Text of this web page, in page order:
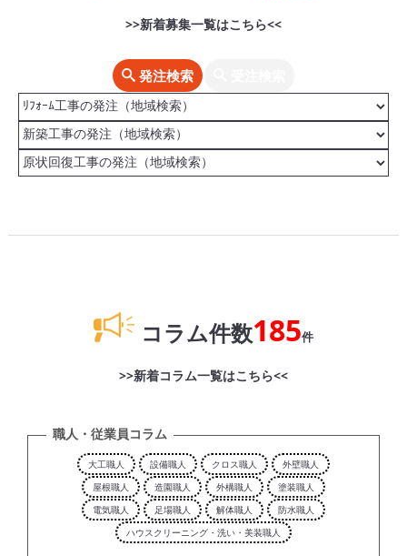
>>新着募集一覧はこちら<<
発注検索
コラム件数185件
>>新着コラム一覧はこちら<<
職人・従業員コラム
大工職人 設備職人 クロス職人
外壁職人
屋根職人
造園職人 外構職人
塗装職人
電気職人
足場職人 解体職人
防水職人
ハウスクリーニング・洗い・美装職人